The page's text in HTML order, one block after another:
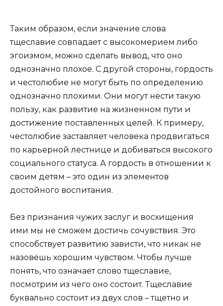
Таким образом, если значение слова
тщеславие совпадает с высокомерием либо
эгоизмом, можно сделать вывод, что оно
однозначно плохое. С другой стороны, гордость
и честолюбие не могут быть по определению
однозначно плохими. Они могут нести такую
пользу, как развитие на жизненном пути и
достижение поставленных целей. К примеру,
честолюбие заставляет человека продвигаться
по карьерной лестнице и добиваться высокого
социального статуса. А гордость в отношении к
своим детям – это один из элементов
достойного воспитания.
Без признания чужих заслуг и восхищения
ими мы не сможем достичь сочувствия. Это
способствует развитию зависти, что никак не
назовёшь хорошим чувством. Чтобы лучше
понять, что означает слово тщеславие,
посмотрим из чего оно состоит. Тщеславие
буквально состоит из двух слов – тщетно и